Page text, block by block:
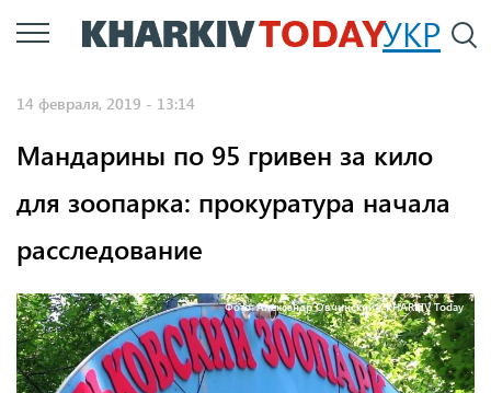
Перейти
к
УКР
14 февраля, 2019 - 13:14
Мандарины по 95 гривен за кило
для зоопарка: прокуратура начала
расследование
Фото: Александр Овчинский / KHARKIV Today